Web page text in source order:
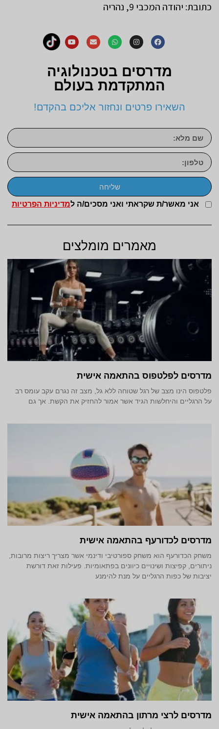
כתובת: יהודה המכבי 9, נהריה
מדרסים בטכנולוגיה
המתקדמת בעולם
השאירו פרטים ונחזור אליכם בהקדם!
אני מאשר/ת שקראתי ואני מסכים/ה למדיניות הפרטיות
שליחה
מאמרים מומלצים
מדרסים לפלטפוס בהתאמה אישית
פלטפוס הינו מצב של רגל שטוחה ללא גל, מצב זה נגרם עקב עומס רב
על הרגליים והיחלשות הגיד אשר אמור להחזיק את הקשת. אך גם
מדרסים לכדורעף בהתאמה אישית
משחק הכדורעף הוא משחק ספורטיבי ודינמי אשר מצריך ריצות מרובות,
ניתורים, קפיצות ושינויים כיוונים בפתאומיות. פעילות זאת דורשת
יציבות של כפות הרגליים על מנת להימנע
מדרסים לרצי מרתון בהתאמה אישית